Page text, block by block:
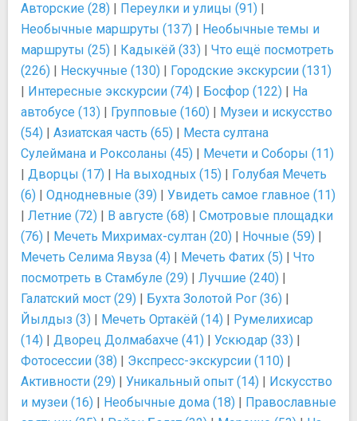
Авторские (28) | Переулки и улицы (91) |
Необычные маршруты (137) | Необычные темы и
маршруты (25) | Кадыкёй (33) | Что ещё посмотреть
(226) | Нескучные (130) | Городские экскурсии (131)
| Интересные экскурсии (74) | Босфор (122) | На
автобусе (13) | Групповые (160) | Музеи и искусство
(54) | Азиатская часть (65) | Места султана
Сулеймана и Роксоланы (45) | Мечети и Соборы (11)
| Дворцы (17) | На выходных (15) | Голубая Мечеть
(6) | Однодневные (39) | Увидеть самое главное (11)
| Летние (72) | В августе (68) | Смотровые площадки
(76) | Мечеть Михримах-султан (20) | Ночные (59) |
Мечеть Селима Явуза (4) | Мечеть Фатих (5) | Что
посмотреть в Стамбуле (29) | Лучшие (240) |
Галатский мост (29) | Бухта Золотой Рог (36) |
Йылдыз (3) | Мечеть Ортакёй (14) | Румелихисар
(14) | Дворец Долмабахче (41) | Ускюдар (33) |
Фотосессии (38) | Экспресс-экскурсии (110) |
Активности (29) | Уникальный опыт (14) | Искусство
и музеи (16) | Необычные дома (18) | Православные